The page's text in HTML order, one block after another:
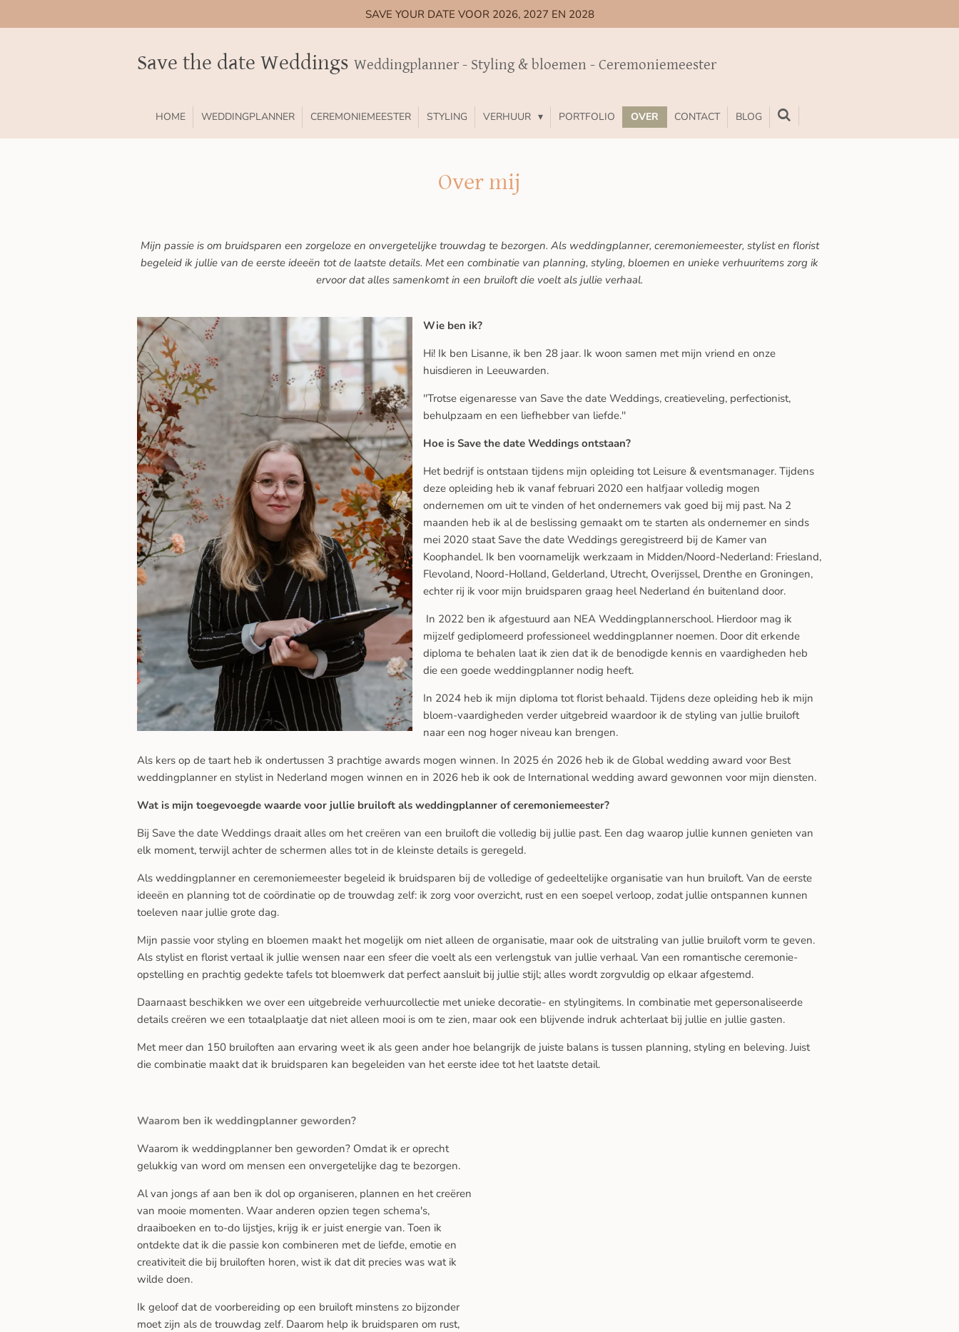
direct
SAVE YOUR DATE VOOR 2026, 2027 EN 2028
Save the date Weddings Weddingplanner - Styling & bloemen - Ceremoniemeester
HOME WEDDINGPLANNER CEREMONIEMEESTER STYLING VERHUUR PORTFOLIO OVER CONTACT BLOG
Over mij
Mijn passie is om bruidsparen een zorgeloze en onvergetelijke trouwdag te bezorgen. Als weddingplanner, ceremoniemeester, stylist en florist
begeleid ik jullie van de eerste ideeën tot de laatste details. Met een combinatie van planning, styling, bloemen en unieke verhuuritems zorg ik
ervoor dat alles samenkomt in een bruiloft die voelt als jullie verhaal.
Wie ben ik?
Hi! Ik ben Lisanne, ik ben 28 jaar. Ik woon samen met mijn vriend en onze
huisdieren in Leeuwarden.
''Trotse eigenaresse van Save the date Weddings, creatieveling, perfectionist,
behulpzaam en een liefhebber van liefde.''
Hoe is Save the date Weddings ontstaan?
Het bedrijf is ontstaan tijdens mijn opleiding tot Leisure & eventsmanager. Tijdens
deze opleiding heb ik vanaf februari 2020 een halfjaar volledig mogen
ondernemen om uit te vinden of het ondernemers vak goed bij mij past. Na 2
maanden heb ik al de beslissing gemaakt om te starten als ondernemer en sinds
mei 2020 staat Save the date Weddings geregistreerd bij de Kamer van
Koophandel. Ik ben voornamelijk werkzaam in Midden/Noord-Nederland: Friesland,
Flevoland, Noord-Holland, Gelderland, Utrecht, Overijssel, Drenthe en Groningen,
echter rij ik voor mijn bruidsparen graag heel Nederland én buitenland door.
In 2022 ben ik afgestuurd aan NEA Weddingplannerschool. Hierdoor mag ik
mijzelf gediplomeerd professioneel weddingplanner noemen. Door dit erkende
diploma te behalen laat ik zien dat ik de benodigde kennis en vaardigheden heb
die een goede weddingplanner nodig heeft.
In 2024 heb ik mijn diploma tot florist behaald. Tijdens deze opleiding heb ik mijn
bloem-vaardigheden verder uitgebreid waardoor ik de styling van jullie bruiloft
naar een nog hoger niveau kan brengen.
Als kers op de taart heb ik ondertussen 3 prachtige awards mogen winnen. In 2025 én 2026 heb ik de Global wedding award voor Best
weddingplanner en stylist in Nederland mogen winnen en in 2026 heb ik ook de International wedding award gewonnen voor mijn diensten.
Wat is mijn toegevoegde waarde voor jullie bruiloft als weddingplanner of ceremoniemeester?
Bij Save the date Weddings draait alles om het creëren van een bruiloft die volledig bij jullie past. Een dag waarop jullie kunnen genieten van
elk moment, terwijl achter de schermen alles tot in de kleinste details is geregeld.
Als weddingplanner en ceremoniemeester begeleid ik bruidsparen bij de volledige of gedeeltelijke organisatie van hun bruiloft. Van de eerste
ideeën en planning tot de coördinatie op de trouwdag zelf: ik zorg voor overzicht, rust en een soepel verloop, zodat jullie ontspannen kunnen
toeleven naar jullie grote dag.
Mijn passie voor styling en bloemen maakt het mogelijk om niet alleen de organisatie, maar ook de uitstraling van jullie bruiloft vorm te geven.
Als stylist en florist vertaal ik jullie wensen naar een sfeer die voelt als een verlengstuk van jullie verhaal. Van een romantische ceremonie-
opstelling en prachtig gedekte tafels tot bloemwerk dat perfect aansluit bij jullie stijl; alles wordt zorgvuldig op elkaar afgestemd.
Daarnaast beschikken we over een uitgebreide verhuurcollectie met unieke decoratie- en stylingitems. In combinatie met gepersonaliseerde
details creëren we een totaalplaatje dat niet alleen mooi is om te zien, maar ook een blijvende indruk achterlaat bij jullie en jullie gasten.
Met meer dan 150 bruiloften aan ervaring weet ik als geen ander hoe belangrijk de juiste balans is tussen planning, styling en beleving. Juist
die combinatie maakt dat ik bruidsparen kan begeleiden van het eerste idee tot het laatste detail.
Waarom ben ik weddingplanner geworden?
Waarom ik weddingplanner ben geworden? Omdat ik er oprecht
gelukkig van word om mensen een onvergetelijke dag te bezorgen.
Al van jongs af aan ben ik dol op organiseren, plannen en het creëren
van mooie momenten. Waar anderen opzien tegen schema's,
draaiboeken en to-do lijstjes, krijg ik er juist energie van. Toen ik
ontdekte dat ik die passie kon combineren met de liefde, emotie en
creativiteit die bij bruiloften horen, wist ik dat dit precies was wat ik
wilde doen.
Ik geloof dat de voorbereiding op een bruiloft minstens zo bijzonder
moet zijn als de trouwdag zelf. Daarom help ik bruidsparen om rust,